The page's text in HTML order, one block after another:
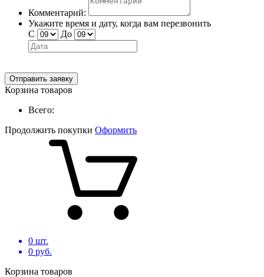
Комментарий:
Укажите время и дату, когда вам перезвонить
С
До
Отправить заявку
Корзина товаров
Всего:
Продолжить покупки Оформить
0 шт.
0 руб.
Корзина товаров